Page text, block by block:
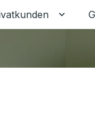
für Erneuerbare